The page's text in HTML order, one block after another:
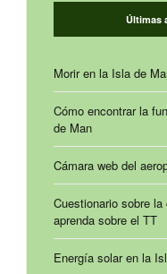
Últimas
Morir en la Isla de
Cómo encontrar la
de Man
Cámara web del
Cuestionario sobre
aprenda sobre el TT
Energía solar en la